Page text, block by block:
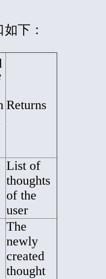
下：
Returns
List of
thoughts
of the
user
The
newly
created
thought